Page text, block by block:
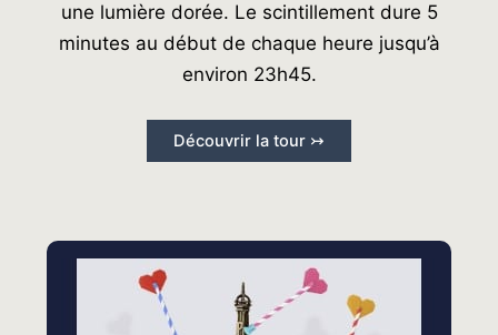
une lumière dorée. Le scintillement dure 5
minutes au début de chaque heure jusqu’à
environ 23h45.
Découvrir la tour ↣